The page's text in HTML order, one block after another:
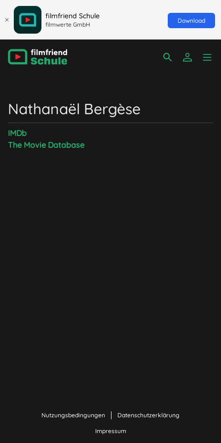
filmfriend Schule
filmwerte GmbH
Download
Nathanaël Bergèse
IMDb
The Movie Database
Nutzungsbedingungen Datenschutzerklärung
Impressum